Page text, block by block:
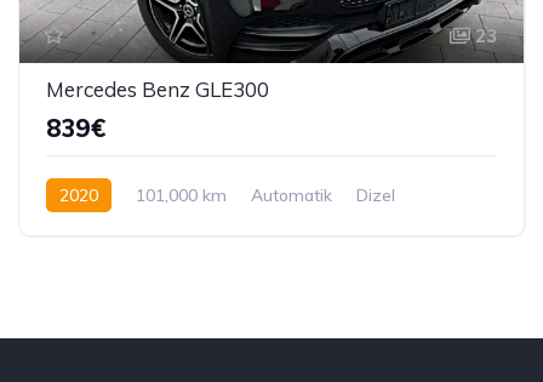
23
Mercedes Benz GLE300
839€
2020 101,000 km Automatik
Dizel